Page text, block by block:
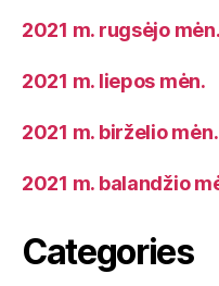
2021 m. rugsėjo mėn.
2021 m. liepos mėn.
2021 m. birželio mėn.
2021 m. balandžio
Categories